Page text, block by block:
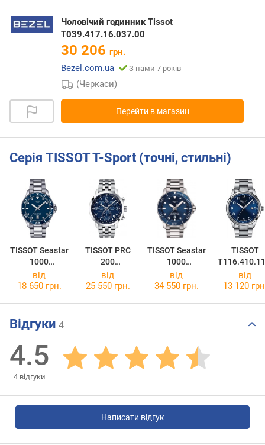
Чоловічий годинник Tissot
T039.417.16.037.00
30 206 грн.
Bezel.com.ua
З нами 7 років
(Черкаси)
Перейти в магазин
Серія TISSOT T-Sport (точні, стильні)
TISSOT Seastar
1000
T120.410.11.0
41.00
TISSOT PRC
200
Chronograph
T114.417.11.0
TISSOT Seastar
1000
Powermatic 80
T120.407.11.0
TISSOT
47.00
від
18 650 грн.
від
25 550 грн.
від
34 550 грн.
від
13 120
Відгуки 4
4.5
4 відгуки
Написати відгук